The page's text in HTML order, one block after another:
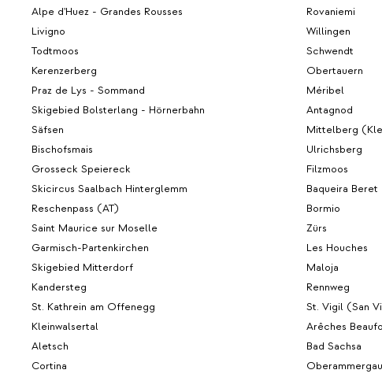
Alpe d'Huez - Grandes Rousses
Livigno
Todtmoos
Kerenzerberg
Praz de Lys - Sommand
Skigebied Bolsterlang - Hörnerbahn
Säfsen
Bischofsmais
Grosseck Speiereck
Skicircus Saalbach Hinterglemm
Reschenpass (AT)
Saint Maurice sur Moselle
Garmisch-Partenkirchen
Skigebied Mitterdorf
Kandersteg
St. Kathrein am Offenegg
Kleinwalsertal
Aletsch
Cortina
Rovaniemi
Willingen
Schwendt
Obertauern
Méribel
Antagnod
Mittelberg
Ulrichsberg
Filzmoos
Baqueira Beret
Bormio
Zürs
Les Houches
Maloja
Rennweg
St. Vigil (San
Arêches
Bad Sachsa
Oberammergau